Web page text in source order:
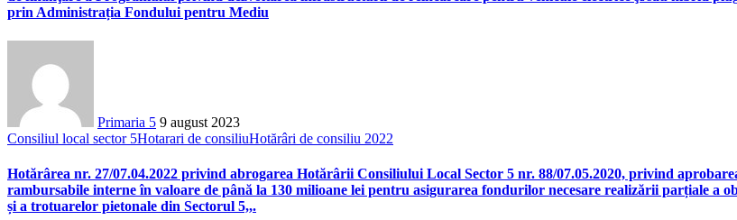
prin Administrația Fondului pentru Mediu
Primaria 5 9 august 2023
Consiliul local sector 5Hotarari de consiliuHotărâri de consiliu 2022
Hotărârea nr. 27/07.04.2022 privind abrogarea Hotărârii Consiliului Local Sector 5 nr. 88/07.05.2020, privind
rambursabile interne în valoare de până la 130 milioane lei pentru asigurarea fondurilor necesare realizării parțiale
și a trotuarelor pietonale din Sectorul 5,,.